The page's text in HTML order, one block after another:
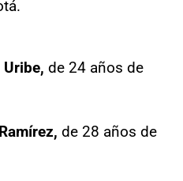
de 24 años de
de 28 años de